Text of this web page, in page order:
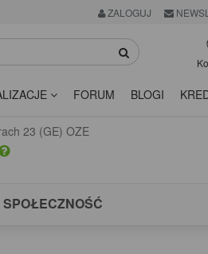
ZALOGUJ
FORUM BLOGI
23 (GE) OZE
SPOŁECZNOŚĆ